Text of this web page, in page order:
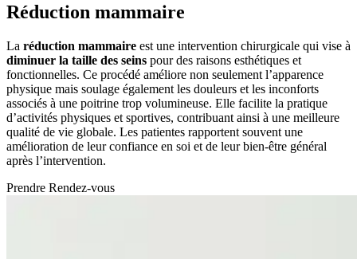
Réduction mammaire
La réduction mammaire est une intervention chirurgicale qui vise à
diminuer la taille des seins pour des raisons esthétiques et
fonctionnelles. Ce procédé améliore non seulement l’apparence
physique mais soulage également les douleurs et les inconforts
associés à une poitrine trop volumineuse. Elle facilite la pratique
d’activités physiques et sportives, contribuant ainsi à une meilleure
qualité de vie globale. Les patientes rapportent souvent une
amélioration de leur confiance en soi et de leur bien-être général
après l’intervention.
Prendre Rendez-vous